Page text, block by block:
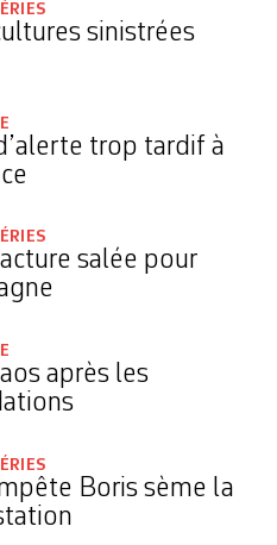
sinistrées
trop tardif à
salée pour
après les
Boris sème la